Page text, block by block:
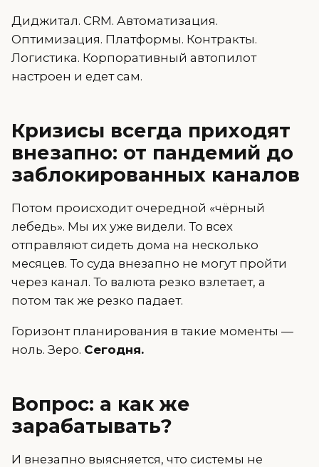
Диджитал. CRM. Автоматизация.
Оптимизация. Платформы. Контракты.
Логистика. Корпоративный автопилот
настроен и едет сам.
Кризисы всегда приходят
внезапно: от пандемий до
заблокированных каналов
Потом происходит очередной «чёрный
лебедь». Мы их уже видели. То всех
отправляют сидеть дома на несколько
месяцев. То суда внезапно не могут пройти
через канал. То валюта резко взлетает, а
потом так же резко падает.
Горизонт планирования в такие моменты —
ноль. Зеро. Сегодня.
Вопрос: а как же
зарабатывать?
И внезапно выясняется, что системы не